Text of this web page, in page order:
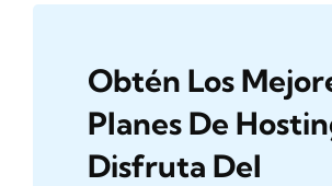
Obtén Los
Planes De
Disfruta Del